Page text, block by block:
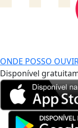
ONDE POSSO
Disponível